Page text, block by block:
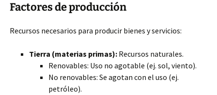
Factores de producción
Recursos necesarios para producir bienes y servicios:
Tierra (materias primas): Recursos naturales.
Renovables: Uso no agotable (ej. sol, viento).
No renovables: Se agotan con el uso (ej.
petróleo).